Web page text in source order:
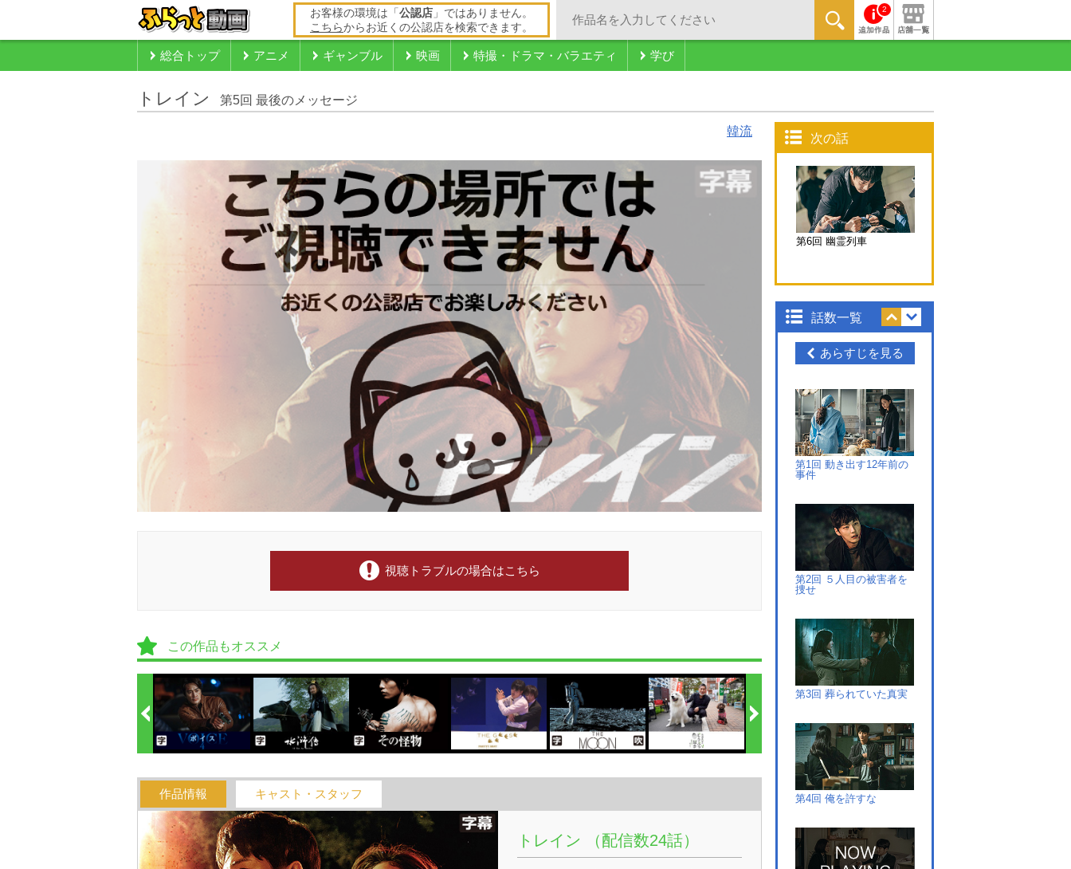
お客様の環境は「 公認店 」ではありません。
こちらからお近くの公認店を検索できます。
2
総合トップ アニメ ギャンブル 映画 特撮・ドラマ・バラエティ 学び
トレイン 第5回 最後のメッセージ
韓流
視聴トラブルの場合はこちら
この作品もオススメ
作品情報 キャスト・スタッフ
トレイン （配信数24話）
次の話
第6回 幽霊列車
話数一覧
あらすじを見る
第1回 動き出す12年前の
事件
第2回 ５人目の被害者を
捜せ
第3回 葬られていた真実
第4回 俺を許すな